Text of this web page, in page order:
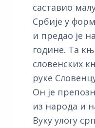
саставио
Србије у
и предао је
године. Та
словенских
руке
Он је
из народа и
Вуку улогу